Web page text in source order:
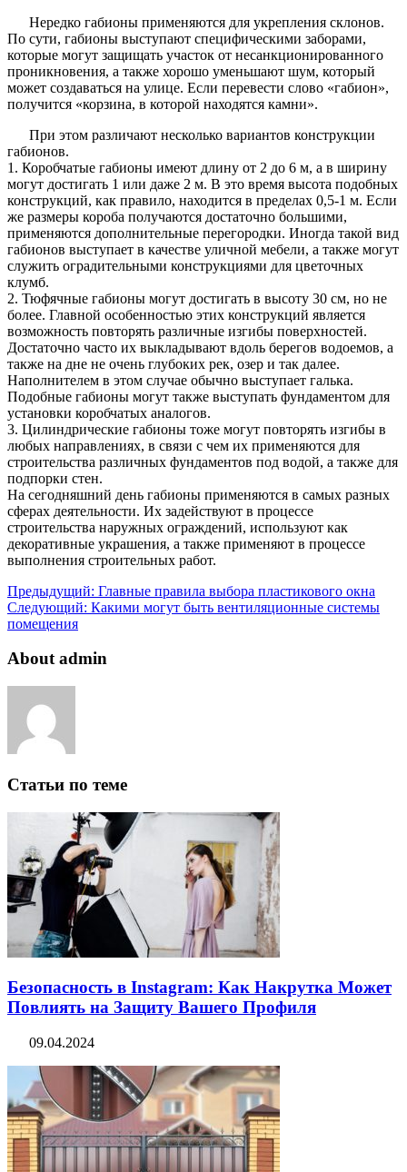
Нередко габионы применяются для укрепления склонов.
По сути, габионы выступают специфическими заборами,
которые могут защищать участок от несанкционированного
проникновения, а также хорошо уменьшают шум, который
может создаваться на улице. Если перевести слово «габион»,
получится «корзина, в которой находятся камни».
При этом различают несколько вариантов конструкции
габионов.
1. Коробчатые габионы имеют длину от 2 до 6 м, а в ширину
могут достигать 1 или даже 2 м. В это время высота подобных
конструкций, как правило, находится в пределах 0,5-1 м. Если
же размеры короба получаются достаточно большими,
применяются дополнительные перегородки. Иногда такой вид
габионов выступает в качестве уличной мебели, а также могут
служить оградительными конструкциями для цветочных
клумб.
2. Тюфячные габионы могут достигать в высоту 30 см, но не
более. Главной особенностью этих конструкций является
возможность повторять различные изгибы поверхностей.
Достаточно часто их выкладывают вдоль берегов водоемов, а
также на дне не очень глубоких рек, озер и так далее.
Наполнителем в этом случае обычно выступает галька.
Подобные габионы могут также выступать фундаментом для
установки коробчатых аналогов.
3. Цилиндрические габионы тоже могут повторять изгибы в
любых направлениях, в связи с чем их применяются для
строительства различных фундаментов под водой, а также для
подпорки стен.
На сегодняшний день габионы применяются в самых разных
сферах деятельности. Их задействуют в процессе
строительства наружных ограждений, используют как
декоративные украшения, а также применяют в процессе
выполнения строительных работ.
Предыдущий: Главные правила выбора пластикового окна
Следующий: Какими могут быть вентиляционные системы
помещения
About admin
Статьи по теме
Безопасность в Instagram: Как Накрутка Может
Повлиять на Защиту Вашего Профиля
09.04.2024